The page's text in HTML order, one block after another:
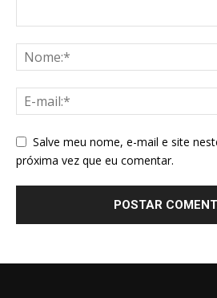
Salve meu nome, e-mail e site
próxima vez que eu comentar.